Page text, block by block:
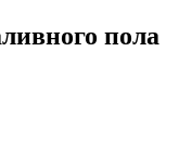
пола